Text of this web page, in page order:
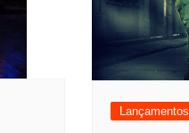
Lançamentos